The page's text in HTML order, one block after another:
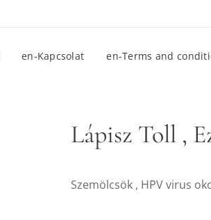
en-Kapcsolat en-Terms and
Lápisz Toll ,
Szemölcsök , HPV virus